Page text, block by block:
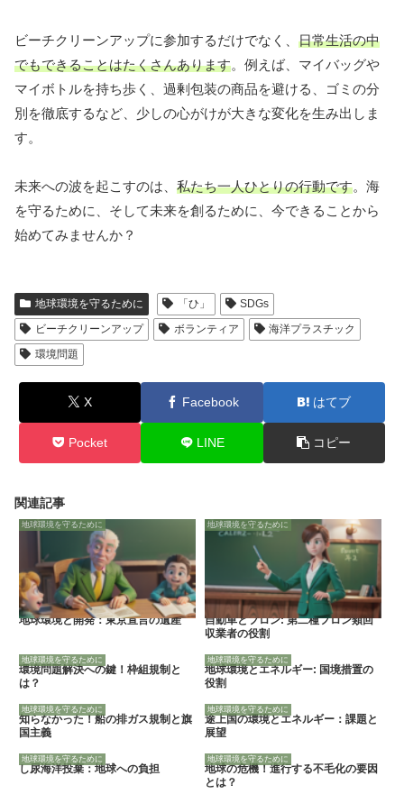
ビーチクリーンアップに参加するだけでなく、 日常生活の中
でもできることはたくさんあります。例えば、マイバッグや
マイボトルを持ち歩く、過剰包装の商品を避ける、ゴミの分
別を徹底するなど、少しの心がけが大きな変化を生み出しま
す。
未来への波を起こすのは、 私たち一人ひとりの行動です。海
を守るために、そして未来を創るために、今できることから
始めてみませんか？
地球環境を守るために 「ひ」
SDGs
ビーチクリーンアップ
ボランティア
海洋プラスチック
環境問題
X Facebook はてブ
Pocket LINE コピー
関連記事
地球環境を守るために
地球環境と開発：東京宣言の遺産
地球環境を守るために
自動車とフロン: 第二種フロン類回
収業者の役割
地球環境を守るために
環境問題解決への鍵！枠組規制と
は？
地球環境を守るために
地球環境とエネルギー: 国境措置の
役割
地球環境を守るために
知らなかった！船の排ガス規制と旗
国主義
地球環境を守るために
途上国の環境とエネルギー：課題と
展望
地球環境を守るために
し尿海洋投棄：地球への負担
地球環境を守るために
地球の危機！進行する不毛化の要因
とは？